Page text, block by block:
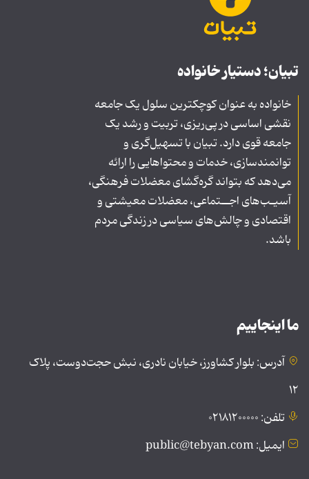
تبیان؛ دستیار خانواده
خانواده به عنوان کوچکترین سلول یک جامعه
نقشی اساسی در پی‌ریزی، تربیت و رشد یک
جامعه قوی دارد. تبیان با تسهیل‌گری و
توانمندسازی، خدمات و محتواهایی را ارائه
می‌دهد که بتواند گره‌گشای معضلات فرهنگی،
آسیـب‌های اجــتماعی، معضلات معیشتی و
اقتصادی و چالش‌های سیاسی در زندگی مردم
باشد.
ما اینجاییم
آدرس: بلوار کشاورز، خیابان نادری، نبش حجت‌دوست، پلاک
۱۲
تلفن: ۰۲۱۸۱۲۰۰۰۰۰
ایمیل: public@tebyan.com